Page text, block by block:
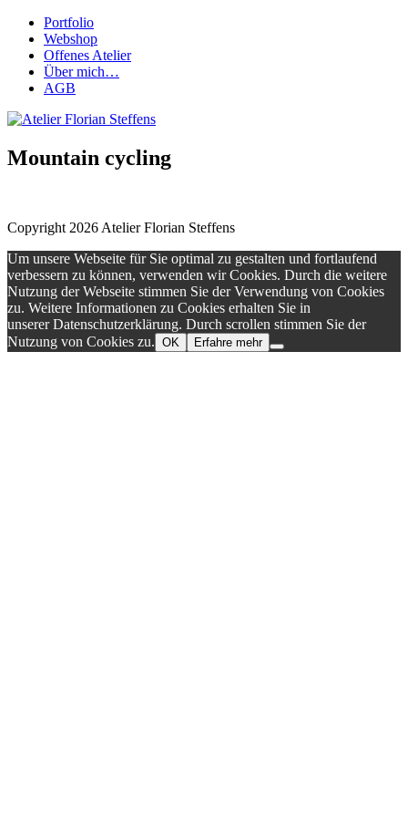
Portfolio
Webshop
Offenes Atelier
Über mich…
AGB
Mountain cycling
Copyright 2026 Atelier Florian Steffens
Um unsere Webseite für Sie optimal zu gestalten und fortlaufend
verbessern zu können, verwenden wir Cookies. Durch die weitere
Nutzung der Webseite stimmen Sie der Verwendung von Cookies
zu. Weitere Informationen zu Cookies erhalten Sie in
unserer Datenschutzerklärung. Durch scrollen stimmen Sie der
Nutzung von Cookies zu. OK Erfahre mehr